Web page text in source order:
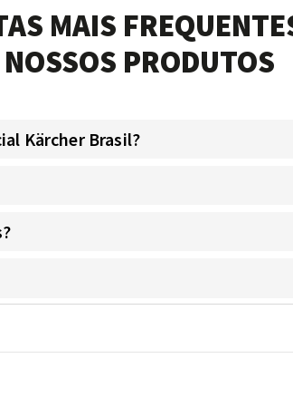
MAIS
PRODUTOS
Kärcher Brasil?